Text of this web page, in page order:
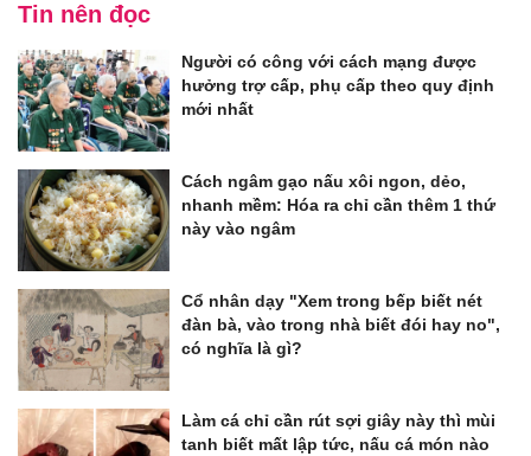
Tin nên đọc
Người có công với cách mạng được
hưởng trợ cấp, phụ cấp theo quy định
mới nhất
Cách ngâm gạo nấu xôi ngon, dẻo,
nhanh mềm: Hóa ra chỉ cần thêm 1 thứ
này vào ngâm
Cổ nhân dạy "Xem trong bếp biết nét
đàn bà, vào trong nhà biết đói hay no",
có nghĩa là gì?
Làm cá chỉ cần rút sợi giây này thì mùi
tanh biết mất lập tức, nấu cá món nào